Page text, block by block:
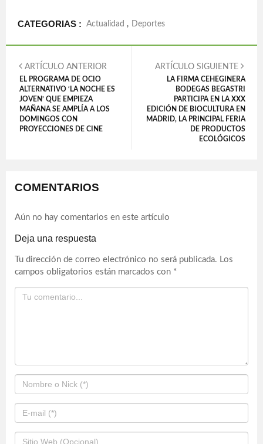
CATEGORIAS : Actualidad , Deportes
ARTÍCULO ANTERIOR
EL PROGRAMA DE OCIO
ALTERNATIVO ‘LA NOCHE ES
JOVEN’ QUE EMPIEZA
MAÑANA SE AMPLÍA A LOS
DOMINGOS CON
PROYECCIONES DE CINE
ARTÍCULO SIGUIENTE
LA FIRMA CEHEGINERA
BODEGAS BEGASTRI
PARTICIPA EN LA XXX
EDICIÓN DE BIOCULTURA EN
MADRID, LA PRINCIPAL FERIA
DE PRODUCTOS
ECOLÓGICOS
COMENTARIOS
Aún no hay comentarios en este artículo
Deja una respuesta
Tu dirección de correo electrónico no será publicada. Los
campos obligatorios están marcados con *